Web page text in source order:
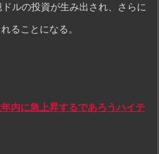
ルの投資が生み出され、さらに
ることになる。
内に急上昇するであろうハイテ